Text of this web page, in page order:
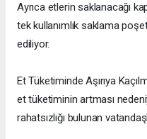
Ayrıca etlerin saklanacağı
tek kullanımlık saklama
ediliyor.
Et Tüketiminde Aşırıya
et tüketiminin artması
rahatsızlığı bulunan